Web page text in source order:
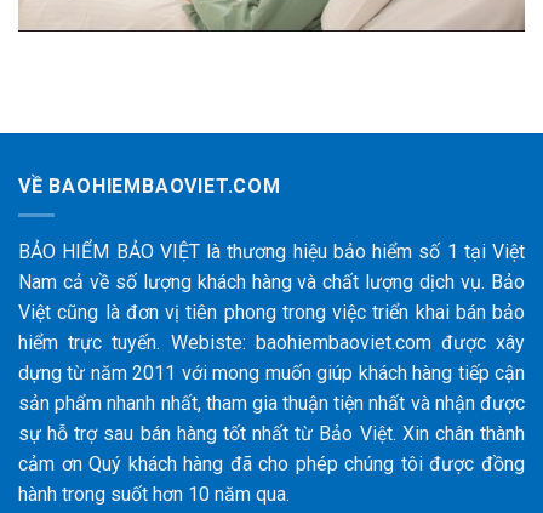
VỀ BAOHIEMBAOVIET.COM
BẢO HIỂM BẢO VIỆT là thương hiệu bảo hiểm số 1 tại Việt
Nam cả về số lượng khách hàng và chất lượng dịch vụ. Bảo
Việt cũng là đơn vị tiên phong trong việc triển khai bán bảo
hiểm trực tuyến. Webiste: baohiembaoviet.com được xây
dựng từ năm 2011 với mong muốn giúp khách hàng tiếp cận
sản phẩm nhanh nhất, tham gia thuận tiện nhất và nhận được
sự hỗ trợ sau bán hàng tốt nhất từ Bảo Việt. Xin chân thành
cảm ơn Quý khách hàng đã cho phép chúng tôi được đồng
hành trong suốt hơn 10 năm qua.